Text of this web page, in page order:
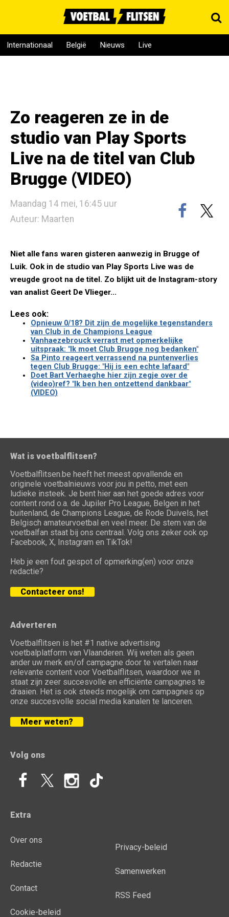
Internationaal België Nieuws Live
Zo reageren ze in de
studio van Play Sports
Live na de titel van Club
Brugge (VIDEO)
Maandag 14 mei, 16:45 uur
Auteur: Maarten
Niet alle fans waren gisteren aanwezig in Brugge of
Luik. Ook in de studio van Play Sports Live was de
vreugde groot na de titel. Zo blijkt uit de Instagram-story
van analist Geert De Vlieger...
Lees ook:
Opnieuw 0/18? Dit zijn de mogelijke tegenstanders
van Club in de Champions League
Vanhaezebrouck verrast met opmerkelijke
uitspraak: "Ik moet Club Brugge nog bedanken"
Sa Pinto reageert verrassend na puntenverlies
tegen Club Brugge: "Hij is een echte lafaard"
Doet Bart Verhaeghe hier zijn zegje over de
(video)ref? "Ik ben hen ontzettend dankbaar"
(VIDEO)
Wat is voetbalflitsen?
Voetbalflitsen.be heeft het meest opvallende en
originele voetbalnieuws voor jou in petto, met een
ludieke insteek. Je bent hier aan het goede adres voor
content rond o.a. de Jupiler Pro League, Belgen in het
buitenland, de Champions League, de Rode Duivels, het
Belgisch amateurvoetbal en veel meer. De stem van de
voetbalfan staat bij ons centraal. Volg ons zeker ook op
Facebook, X, Instagram en TikTok!
Heb je een fout gespot of opmerking(en) voor onze
redactie?
Contacteer ons!
Adverteren
Voetbalflitsen is het #1 native advertising
voetbalplatform van Vlaanderen. Wij weten als geen
ander uw merk en/of campagne door te vertalen naar
relevante content voor Voetbalflitsen, waardoor we in
staat zijn zeer succesvolle en efficiënte campagnes te
draaien. Het is ook steeds mogelijk om campagnes op
onze succesvolle social media kanalen te lanceren.
Meer weten?
Volg ons
Extra
Over ons
Redactie
Contact
Cookie-beleid
Privacy-beleid
Samenwerken
RSS Feed